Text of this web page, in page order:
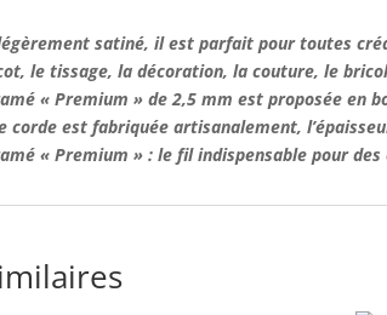
satiné, il est parfait pour toutes
le tissage, la décoration, la couture, le
« Premium » de 2,5 mm est proposée en
corde est fabriquée artisanalement,
« Premium » : le fil indispensable pour